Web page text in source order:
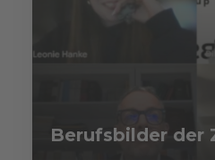
Berufsbilder der